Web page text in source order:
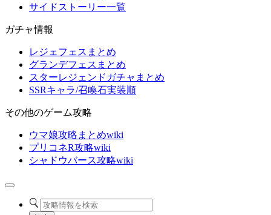
サイドストーリー一覧
ガチャ情報
レジェフェスまとめ
グランデフェスまとめ
スターレジェンドガチャまとめ
SSRキャラ/召喚石実装順
その他のゲーム攻略
ウマ娘攻略まとめwiki
プリコネR攻略wiki
シャドウバース攻略wiki